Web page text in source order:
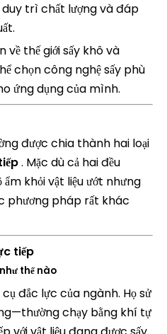
duy trì chất lượng và đáp
về thế giới sấy khô và
chọn công nghệ sấy phù
ứng dụng của mình.
được chia thành hai loại
. Mặc dù cả hai đều
khỏi vật liệu ướt nhưng
phương pháp rất khác
tiếp
thế nào
đắc lực của ngành. Họ sử
chạy bằng khí tự